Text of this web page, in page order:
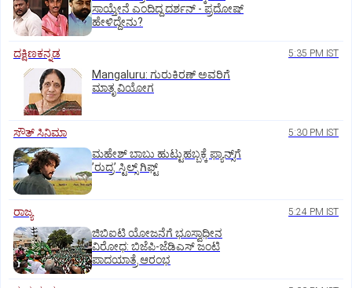
ಸಾಯ್ತೇನೆ ಎಂದಿದ್ದ ದರ್ಶನ್‌ - ಪ್ರದೋಷ್‌
ಹೇಳಿದ್ದೇನು?
ದಕ್ಷಿಣಕನ್ನಡ 5:35 PM IST
Mangaluru: ಗುರುಕಿರಣ್ ಅವರಿಗೆ
ಮಾತೃ ವಿಯೋಗ
ಸೌತ್‌ ಸಿನಿಮಾ 5:30 PM IST
ಮಹೇಶ್‌ ಬಾಬು ಹುಟ್ಟುಹಬ್ಬಕ್ಕೆ ಫ್ಯಾನ್ಸ್‌ಗೆ
ʼರುದ್ರʼ ಸ್ಟಿಲ್ಸ್‌ ಗಿಫ್ಟ್
ರಾಜ್ಯ 5:24 PM IST
ಜಿಬಿಐಟಿ ಯೋಜನೆಗೆ ಭೂಸ್ವಾಧೀನ
ವಿರೋಧ: ಬಿಜೆಪಿ-ಜೆಡಿಎಸ್‌ ಜಂಟಿ
ಪಾದಯಾತ್ರೆ ಆರಂಭ